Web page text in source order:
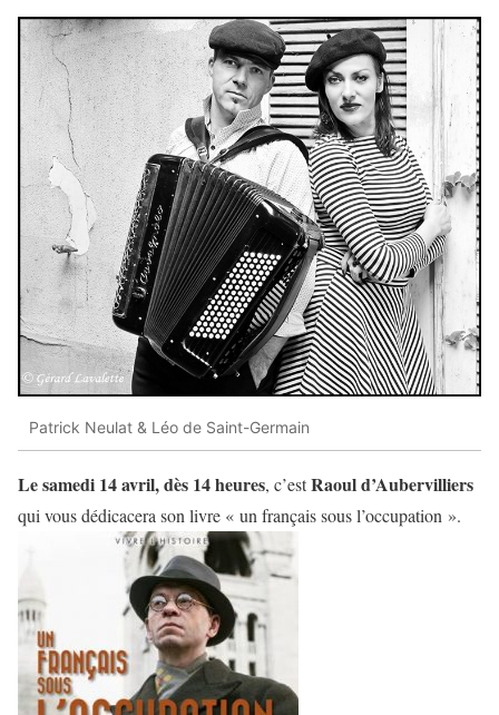
Patrick Neulat & Léo de Saint-Germain
Le samedi 14 avril, dès 14 heures, c’estRaoul d’Aubervilliers
qui vous dédicacera son livre « un français sous l’occupation ».